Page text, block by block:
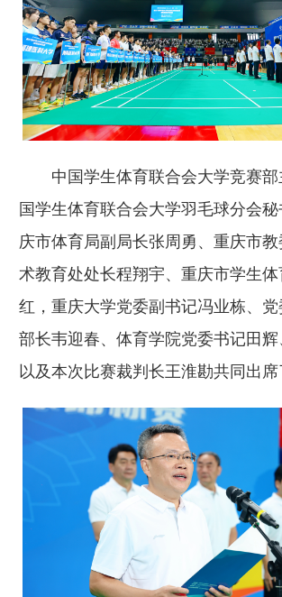
中国学生体育联合会大学竞赛
国学生体育联合会大学羽毛球分会
庆市体育局副局长张周勇、重庆市
术教育处处长程翔宇、重庆市学生
红，重庆大学党委副书记冯业栋、
部长韦迎春、体育学院党委书记田辉
以及本次比赛裁判长王淮勘共同出席